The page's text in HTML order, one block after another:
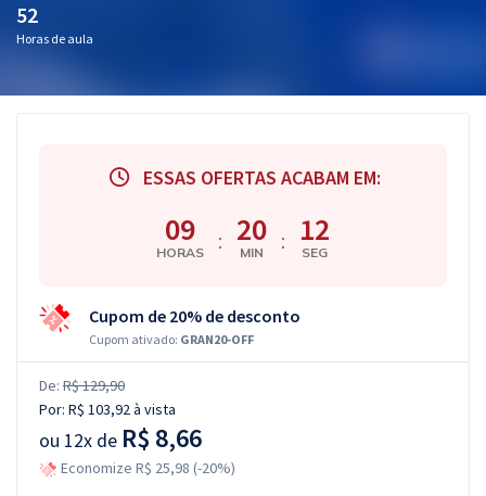
52
Horas de aula
ESSAS OFERTAS ACABAM EM:
09
HORAS : 20
MIN : 12
SEG
Cupom de 20% de desconto
Cupom ativado: GRAN20-OFF
De: R$ 129,90
Por: R$ 103,92à vista
ou 12x de R$ 8,66
Economize R$ 25,98 (-20%)